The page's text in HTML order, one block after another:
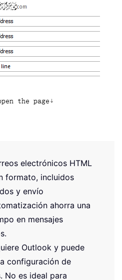
electrónicos HTML
formato, incluidos
y envío
ahorra una
en mensajes
Outlook y puede
configuración de
No es ideal para